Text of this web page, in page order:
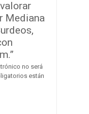
Mediana
no será
están